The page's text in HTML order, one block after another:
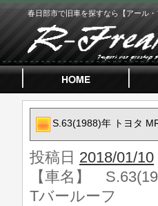
春日部市で旧車を探すなら【アール・
S.63(1988)年 トヨタ
投稿日 2018/01/10
【車名】
Tバールーフ